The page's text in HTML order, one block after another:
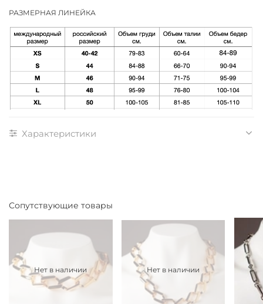
РАЗМЕРНАЯ ЛИНЕЙКА
Характеристики
Сопутствующие товары
Нет в наличии Нет в наличии